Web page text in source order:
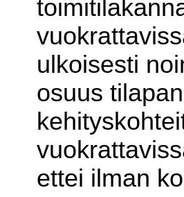
ulkoisesti
osuus
ettei ilman